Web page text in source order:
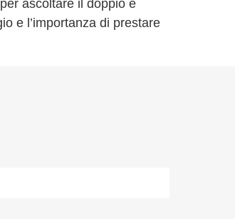
ascoltare il doppio e
e l’importanza di prestare